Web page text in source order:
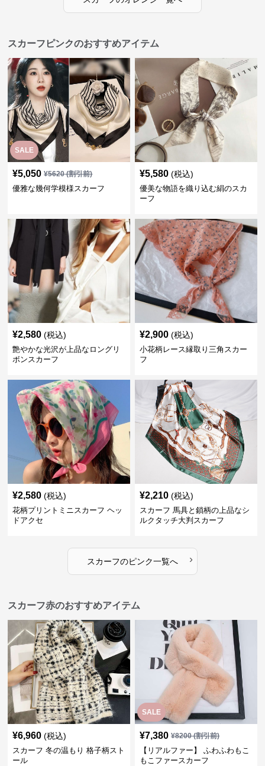
スカーフピンクのおすすめアイテム
SALE
¥5,050 ¥5620(割引前)
優雅な幾何学模様スカーフ
¥5,580 (税込)
優美な物語を織り込む絹のスカ
ーフ
¥2,580 (税込)
艶やかな光沢が上品なロングリ
ボンスカーフ
¥2,900 (税込)
小花柄レース縁取り三角スカー
フ
¥2,580 (税込)
花柄プリントミニスカーフ ヘッ
ドアクセ
¥2,210 (税込)
スカーフ 馬具と鎖柄の上品なシ
ルクタッチ大判スカーフ
スカーフのピンク一覧へ ›
スカーフ赤のおすすめアイテム
¥6,960 (税込)
スカーフ 冬の温もり 格子柄スト
ール
SALE
¥7,380 ¥8200(割引前)
【リアルファー】 ふわふわもこ
もこファースカーフ